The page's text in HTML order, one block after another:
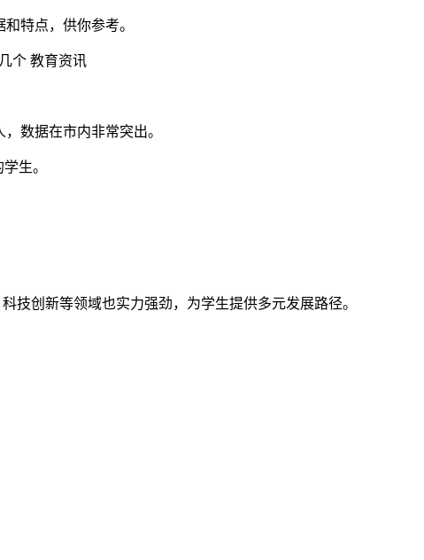
特点，供你参考。
数据在市内非常突出。
生。
技创新等领域也实力强劲，为学生提供多元发展路径。